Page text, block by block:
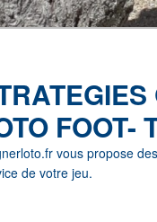
FOOT-
vous propose
de votre jeu.